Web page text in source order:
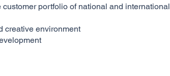
customer portfolio of national and international
creative environment